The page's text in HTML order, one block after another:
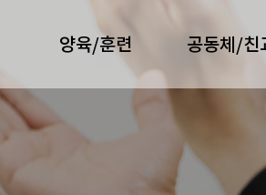
양육/훈련 공동체/친